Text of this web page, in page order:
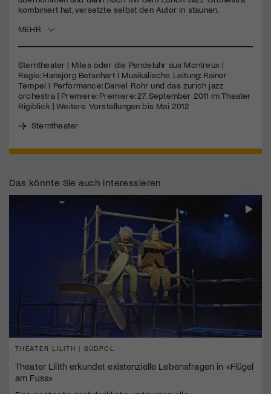
kombiniert hat, versetzte selbst den Autor in staunen.
MEHR
Sterntheater | Miles oder die Pendeluhr aus Montreux |
Regie: Hansjörg Betschart I Musikalische Leitung: Rainer
Tempel I Performance: Daniel Rohr und das zurich jazz
orchestra | Premiere: Premiere: 27. September 2011 im Theater
Rigiblick | Weitere Vorstellungen bis Mai 2012
Sterntheater
Das könnte Sie auch interessieren
THEATER LILITH | SÜDPOL
Theater Lilith erkundet existenzielle Lebensfragen in «Flügel
am Fuss»
Jetzt Mitglied werden